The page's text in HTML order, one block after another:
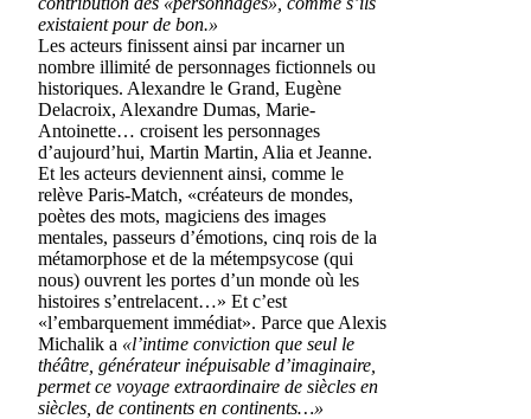
existaient pour de bon.»
Les acteurs finissent ainsi par incarner un
nombre illimité de personnages fictionnels ou
historiques. Alexandre le Grand, Eugène
Delacroix, Alexandre Dumas, Marie-
Antoinette… croisent les personnages
d’aujourd’hui, Martin Martin, Alia et Jeanne.
Et les acteurs deviennent ainsi, comme le
relève Paris-Match, «créateurs de mondes,
poètes des mots, magiciens des images
mentales, passeurs d’émotions, cinq rois de la
métamorphose et de la métempsycose (qui
nous) ouvrent les portes d’un monde où les
histoires s’entrelacent…» Et c’est
«l’embarquement immédiat». Parce que Alexis
Michalik a «l’intime conviction que seul le
théâtre, générateur inépuisable d’imaginaire,
permet ce voyage extraordinaire de siècles en
siècles, de continents en continents…»